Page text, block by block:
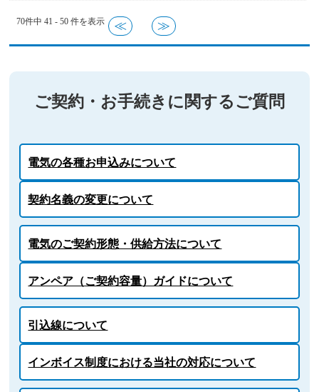
70件中 41 - 50 件を表示 ≪ ≫
ご契約・お手続きに関するご質問
電気の各種お申込みについて
契約名義の変更について
電気のご契約形態・供給方法について
アンペア（ご契約容量）ガイドについて
引込線について
インボイス制度における当社の対応について